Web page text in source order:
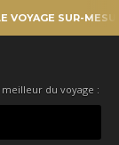
VOYAGE SUR-
du voyage :